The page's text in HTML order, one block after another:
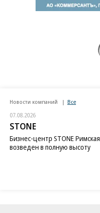
Новости компаний Все
07.08.2026
STONE
Бизнес-центр STONE Римская
возведен в полную высоту